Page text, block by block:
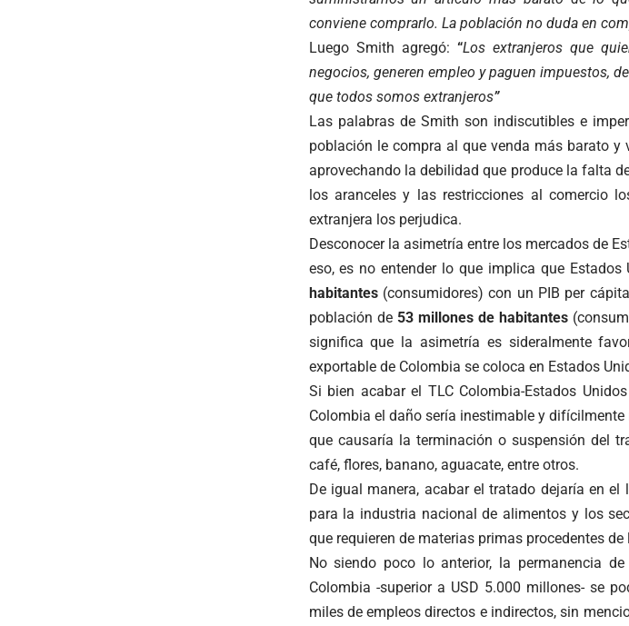
conviene comprarlo. La población no duda en
Luego Smith agregó: “Los extranjeros que
negocios, generen empleo y paguen impuestos,
que todos somos extranjeros”
Las palabras de Smith son indiscutibles e
población le compra al que venda más barato
aprovechando la debilidad que produce la falta
los aranceles y las restricciones al comercio
extranjera los perjudica.
Desconocer la asimetría entre los mercados de
eso, es no entender lo que implica que
habitantes(consumidores) con un PIB per
población de 53 millones de habitantes
significa que la asimetría es sideralmente
exportable de Colombia se coloca en Estados
Si bien acabar el TLC Colombia-Estados
Colombia el daño sería inestimable y
que causaría la terminación o suspensión del
café, flores, banano, aguacate, entre otros.
De igual manera, acabar el tratado dejaría en
para la industria nacional de alimentos y los
que requieren de materias primas procedentes de
No siendo poco lo anterior, la permanencia
Colombia -superior a USD 5.000 millones- se
miles de empleos directos e indirectos, sin